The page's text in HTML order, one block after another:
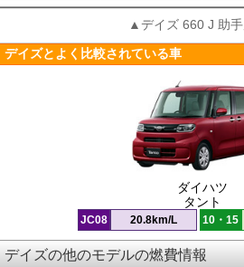
▲デイズ 660 J 助
デイズとよく比較されている車
ダイハツ
タント
JC08 20.8km/L 10・15
デイズの他のモデルの燃費情報